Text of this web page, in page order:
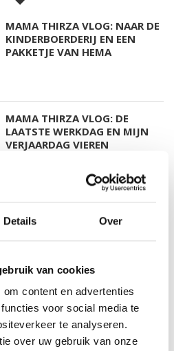
Details Over
van cookies
content en advertenties
voor social media te
te analyseren.
over uw gebruik van onze
MAMA THIRZA VLOG: NAAR DE
KINDERBOERDERIJ EN EEN
PAKKETJE VAN HEMA
MAMA THIRZA VLOG: DE
LAATSTE WERKDAG EN MIJN
VERJAARDAG VIEREN
FEEST, WANT REBEL IS JARIG!
MAMA THIRZA VLOG: OP
VAKANTIE & TWEE ZIEKE
KINDEREN